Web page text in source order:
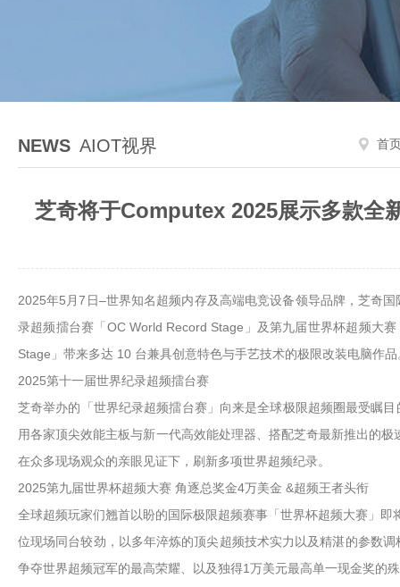
NEWS AIOT视界 首
芝奇将于Computex 2025展示多款全
2025年5月7日–世界知名超频内存及高端电竞设备领导品牌，芝奇
录超频擂台赛「OC World Record Stage」及第九届世界杯超频大
Stage」带来多达 10 台兼具创意特色与手艺技术的极限改装电脑作
2025第十一届世界纪录超频擂台赛
芝奇举办的「世界纪录超频擂台赛」向来是全球极限超频圈最受瞩
用各家顶尖效能主板与新一代高效能处理器、搭配芝奇最新推出的
在众多现场观众的亲眼见证下，刷新多项世界超频纪录。
2025第九届世界杯超频大赛 角逐总奖金4万美金 &超频王者头衔
全球超频玩家们翘首以盼的国际极限超频赛事「世界杯超频大赛」
位现场同台较劲，以多年淬炼的顶尖超频技术实力以及精湛的参数
争夺世界超频冠军的最高荣耀、以及独得1万美元最高单一现金奖的